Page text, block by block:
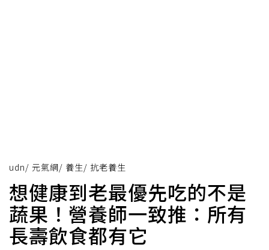
udn/ 元氣網/ 養生/ 抗老養生
想健康到老最優先吃的不是
蔬果！營養師一致推：所有
長壽飲食都有它